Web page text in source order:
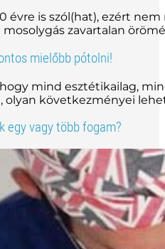
évre is szól(hat), ezért
mosolygás zavartalan
mielőbb pótolni!
hogy mind esztétikailag,
, olyan következményei
egy vagy több fogam?